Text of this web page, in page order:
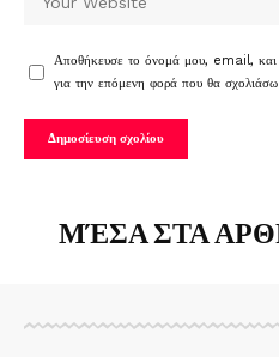
Αποθήκευσε το όνομά μου, email, και
για την επόμενη φορά που θα σχολιάσω.
ΜΈΣΑ ΣΤΑ